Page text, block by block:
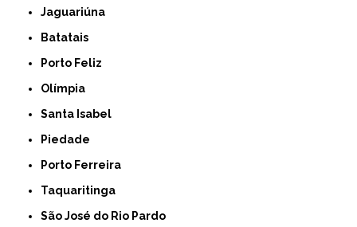
Jaguariúna
Batatais
Porto Feliz
Olímpia
Santa Isabel
Piedade
Porto Ferreira
Taquaritinga
São José do Rio Pardo